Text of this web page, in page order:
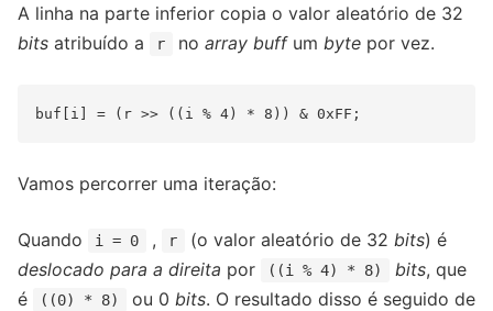
A linha na parte inferior copia o valor aleatório de 32
bits atribuído a r no array buffum bytepor vez.
Vamos percorrer uma iteração:
Quando i = 0 , r (o valor aleatório de 32 bits) é
deslocado para a direita por ((i % 4) * 8) bits, que
é
((0) * 8) ou 0 bits. O resultado disso é seguido de